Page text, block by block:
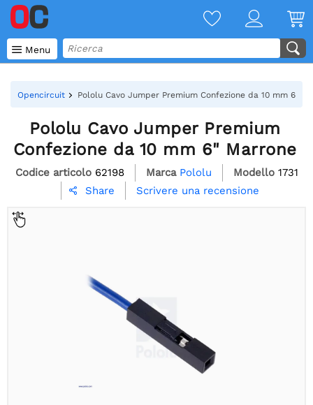
 Menu
Opencircuit Pololu Cavo Jumper Premium Confezione da 10 mm 6"
Pololu Cavo Jumper Premium
Confezione da 10 mm 6" Marrone
Codice articolo 62198 Marca Pololu Modello 1731
 Share Scrivere una recensione